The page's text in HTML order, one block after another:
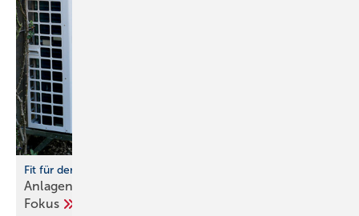
Fit für den Einbau von Wärmepumpen
Anlagenhydraulik und Trinkwassererwärmung im
Fokus